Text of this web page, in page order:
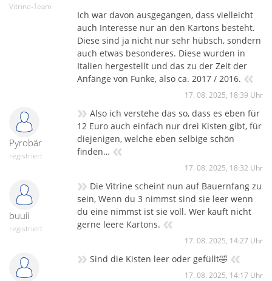
Vitrine-Team
Ich war davon ausgegangen, dass vielleicht
auch Interesse nur an den Kartons besteht.
Diese sind ja nicht nur sehr hübsch, sondern
auch etwas besonderes. Diese wurden in
Italien hergestellt und das zu der Zeit der
Anfänge von Funke, also ca. 2017 / 2016. «
17. 08. 2025, 18:39 Uhr
Pyrobär
registriert
» Also ich verstehe das so, dass es eben für
12 Euro auch einfach nur drei Kisten gibt, für
diejenigen, welche eben selbige schön
finden… «
17. 08. 2025, 18:32 Uhr
buuii
registriert
» Die Vitrine scheint nun auf Bauernfang zu
sein, Wenn du 3 nimmst sind sie leer wenn
du eine nimmst ist sie voll. Wer kauft nicht
gerne leere Kartons. «
17. 08. 2025, 14:27 Uhr
» Sind die Kisten leer oder gefüllt🤣 «
17. 08. 2025, 14:17 Uhr